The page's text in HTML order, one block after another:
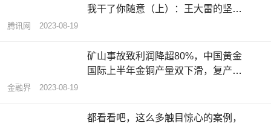
我干了你随意（上）：王大雷的坚守
腾讯网 2023-08-19
矿山事故致利润降超80%，中国黄金
国际上半年金铜产量双下滑，复产时
金融界 2023-08-19
都看看吧，这么多触目惊心的案例，